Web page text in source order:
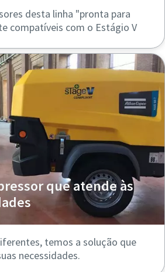
desta linha "pronta para
compatíveis com o Estágio V
que atende às
temos a solução que
necessidades.